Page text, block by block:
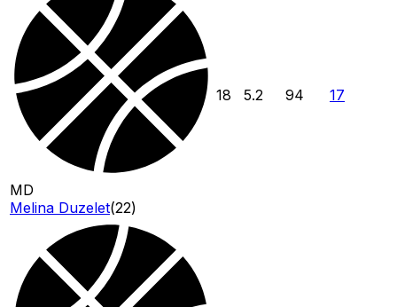
MD
Melina Duzelet(22)
18 5.2 94 17